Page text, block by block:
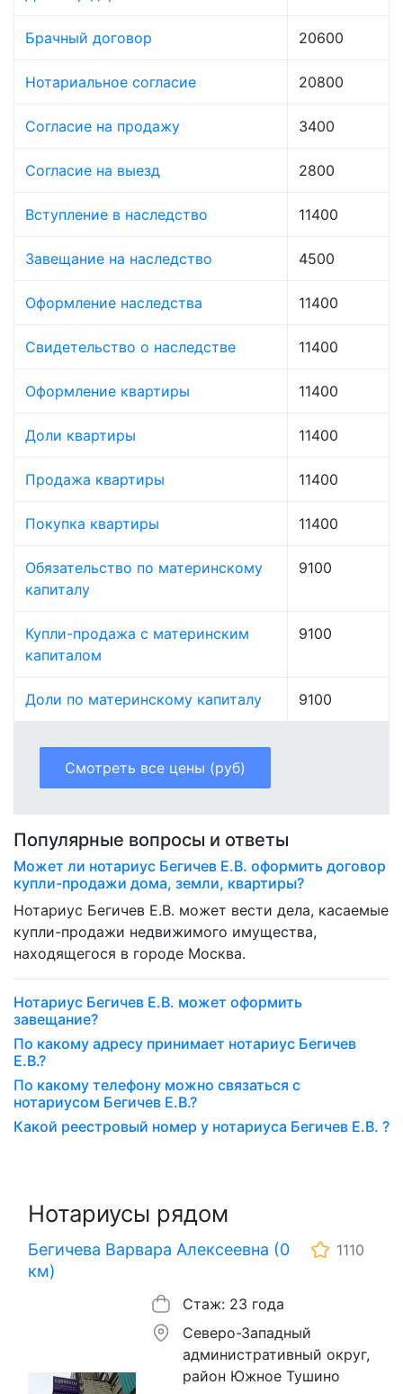
Брачный договор 20600
Нотариальное согласие 20800
Согласие на продажу 3400
Согласие на выезд 2800
Вступление в наследство 11400
Завещание на наследство 4500
Оформление наследства 11400
Свидетельство о наследстве 11400
Оформление квартиры 11400
Доли квартиры 11400
Продажа квартиры 11400
Покупка квартиры 11400
Обязательство по материнскому
капиталу
9100
Купли-продажа с материнским
капиталом
9100
Доли по материнскому капиталу 9100
Смотреть все цены (руб)
Популярные вопросы и ответы
Может ли нотариус Бегичев Е.В. оформить договор
купли-продажи дома, земли, квартиры?
Нотариус Бегичев Е.В. может вести дела, касаемые
купли-продажи недвижимого имущества,
находящегося в городе Москва.
Нотариус Бегичев Е.В. может оформить
завещание?
По какому адресу принимает нотариус Бегичев
Е.В.?
По какому телефону можно связаться с
нотариусом Бегичев Е.В.?
Какой реестровый номер у нотариуса Бегичев Е.В. ?
Нотариусы рядом
Бегичева Варвара Алексеевна (0
км)
1110
Стаж: 23 года
Северо-Западный
административный округ,
район Южное Тушино